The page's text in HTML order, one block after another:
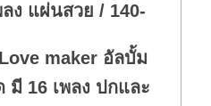
ง แผ่นสวย / 140-
maker อัลบั้ม
มี 16 เพลง ปกและ